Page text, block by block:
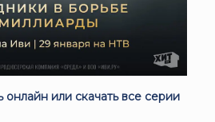
онлайн или скачать все серии